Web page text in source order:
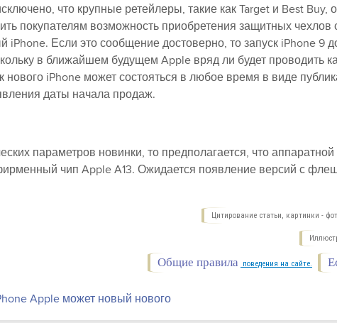
что крупные ретейлеры, такие как Target и Best Buy,
покупателям возможность приобретения защитных чехлов
iPhone. Если это сообщение достоверно, то запуск iPhone 9
в ближайшем будущем Apple вряд ли будет проводить
нового iPhone может состояться в любое время в виде
даты начала продаж.
параметров новинки, то предполагается, что
чип Apple A13. Ожидается появление версий с
Цитирование статьи, картинки -
Общие правила поведения на сайте.
Apple может новый нового